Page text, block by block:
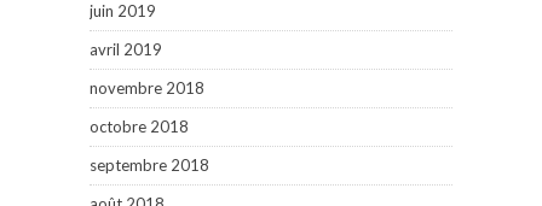
juin 2019
avril 2019
novembre 2018
octobre 2018
septembre 2018